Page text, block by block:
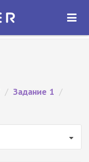
ОТКРЫТЬ
/ Задание 1 /